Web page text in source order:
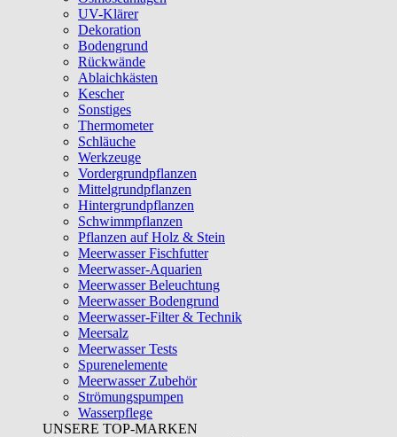
UV-Klärer
Dekoration
Bodengrund
Rückwände
Ablaichkästen
Kescher
Sonstiges
Thermometer
Schläuche
Werkzeuge
Vordergrundpflanzen
Mittelgrundpflanzen
Hintergrundpflanzen
Schwimmpflanzen
Pflanzen auf Holz & Stein
Meerwasser Fischfutter
Meerwasser-Aquarien
Meerwasser Beleuchtung
Meerwasser Bodengrund
Meerwasser-Filter & Technik
Meersalz
Meerwasser Tests
Spurenelemente
Meerwasser Zubehör
Strömungspumpen
Wasserpflege
UNSERE TOP-MARKEN